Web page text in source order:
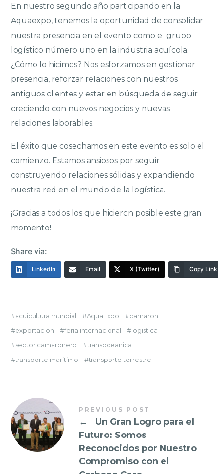
En nuestro segundo año participando en la
Aquaexpo, tenemos la oportunidad de consolidar
nuestra presencia en el evento como el grupo
logístico número uno en la industria acuícola.
¿Cómo lo hicimos? Nos esforzamos en gestionar
presencia, reforzar relaciones con nuestros
antiguos clientes y estar en búsqueda de seguir
creciendo con nuevos negocios y nuevas
relaciones laborables.
El éxito que cosechamos en este evento es solo el
comienzo. Estamos ansiosos por seguir
construyendo relaciones sólidas y expandiendo
nuestra red en el mundo de la logística.
¡Gracias a todos los que hicieron posible este gran
momento!
Share via:
LinkedIn Email X (Twitter) Copy Link
acuicultura mundial AquaExpo
camaron
exportacion
feria internacional
logistica
sector camaronero
transoceanica
transporte maritimo
transporte terrestre
PREVIOUS POST
←
Un Gran Logro para el
Futuro: Somos
Reconocidos por Nuestro
Compromiso con el